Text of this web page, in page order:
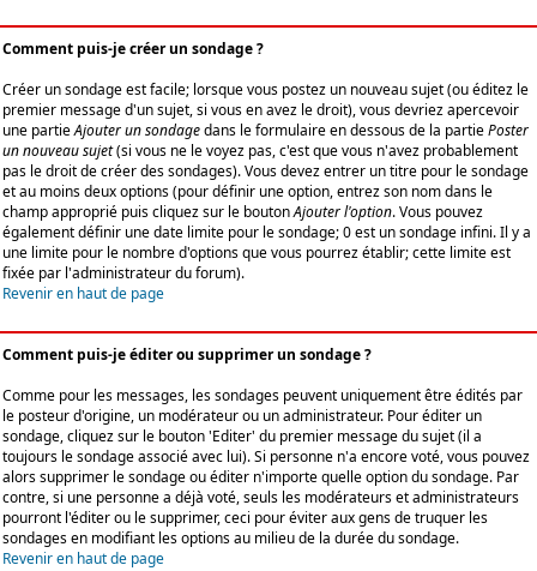
Comment puis-je créer un sondage ?
Créer un sondage est facile; lorsque vous postez un nouveau sujet (ou éditez le
premier message d'un sujet, si vous en avez le droit), vous devriez apercevoir
une partieAjouter un sondagedans le formulaire en dessous de la partiePoster
un nouveau sujet(si vous ne le voyez pas, c'est que vous n'avez probablement
pas le droit de créer des sondages). Vous devez entrer un titre pour le sondage
et au moins deux options (pour définir une option, entrez son nom dans le
champ approprié puis cliquez sur le boutonAjouter l'option. Vous pouvez
également définir une date limite pour le sondage; 0 est un sondage infini. Il y a
une limite pour le nombre d'options que vous pourrez établir; cette limite est
fixée par l'administrateur du forum).
Revenir en haut de page
Comment puis-je éditer ou supprimer un sondage ?
Comme pour les messages, les sondages peuvent uniquement être édités par
le posteur d'origine, un modérateur ou un administrateur. Pour éditer un
sondage, cliquez sur le bouton 'Editer' du premier message du sujet (il a
toujours le sondage associé avec lui). Si personne n'a encore voté, vous pouvez
alors supprimer le sondage ou éditer n'importe quelle option du sondage. Par
contre, si une personne a déjà voté, seuls les modérateurs et administrateurs
pourront l'éditer ou le supprimer, ceci pour éviter aux gens de truquer les
sondages en modifiant les options au milieu de la durée du sondage.
Revenir en haut de page